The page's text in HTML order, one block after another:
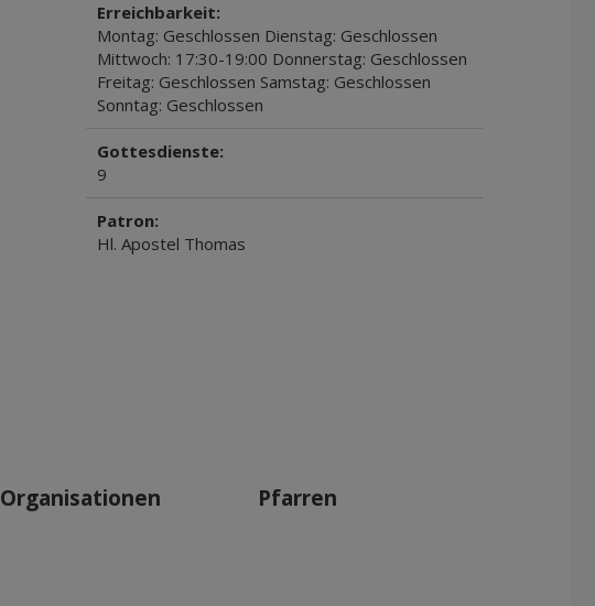
Erreichbarkeit:
Montag: Geschlossen Dienstag: Geschlossen
Mittwoch: 17:30-19:00 Donnerstag: Geschlossen
Freitag: Geschlossen Samstag: Geschlossen
Sonntag: Geschlossen
Gottesdienste:
9
Patron:
Hl. Apostel Thomas
Organisationen Pfarren